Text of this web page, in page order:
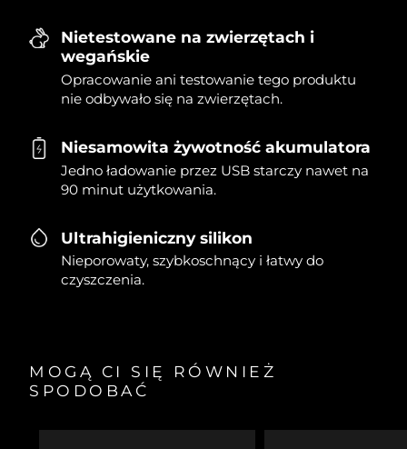
Nietestowane na zwierzętach i
wegańskie
Opracowanie ani testowanie tego produktu
nie odbywało się na zwierzętach.
Niesamowita żywotność akumulatora
Jedno ładowanie przez USB starczy nawet na
90 minut użytkowania.
Ultrahigieniczny silikon
Nieporowaty, szybkoschnący i łatwy do
czyszczenia.
MOGĄ CI SIĘ RÓWNIEŻ
SPODOBAĆ